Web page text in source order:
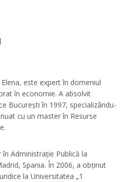
este expert în domeniul
în economie. A absolvit
București în 1997, specializându-
cu un master în Resurse
Administrație Publică la
Spania. În 2006, a obținut
la Universitatea „1